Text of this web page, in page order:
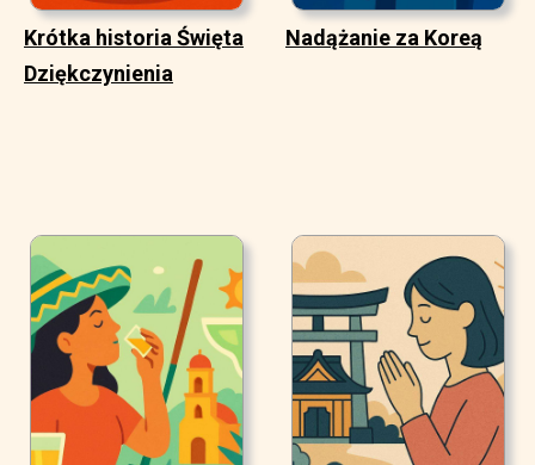
Krótka historia Święta
Dziękczynienia
Nadążanie za Koreą